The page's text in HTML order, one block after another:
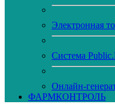
Электронная
Система
Онлайн-
ФАРМКОНТРОЛЬ